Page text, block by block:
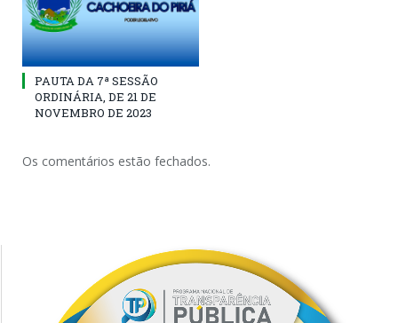
PAUTA DA 7ª SESSÃO
ORDINÁRIA, DE 21 DE
NOVEMBRO DE 2023
Os comentários estão fechados.